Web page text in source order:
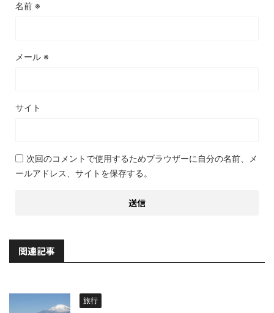
名前 ※
メール ※
サイト
次回のコメントで使用するためブラウザーに自分の名前、メ
ールアドレス、サイトを保存する。
関連記事
旅行